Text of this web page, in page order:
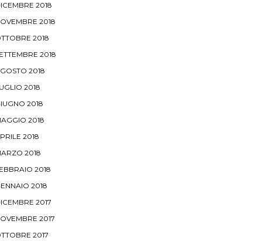
2018
2018
2018
2018
2018
2018
2018
2018
2018
2018
2018
2018
2017
2017
2017